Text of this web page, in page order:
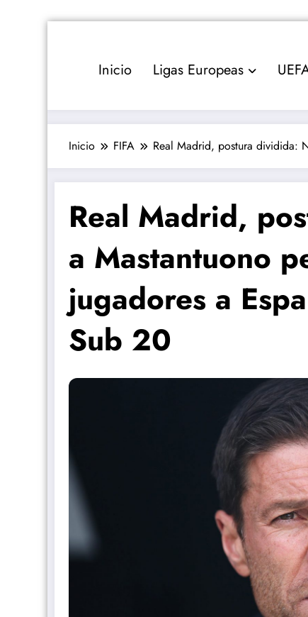
Inicio Ligas Europeas
Inicio FIFA Real Madrid, postura dividida:
Real Madrid,
a Mastantuono
jugadores a
Sub 20